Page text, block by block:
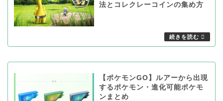
法とコレクレーコインの集め方
【ポケモンGO】ルアーから出現
するポケモン・進化可能ポケモ
ンまとめ